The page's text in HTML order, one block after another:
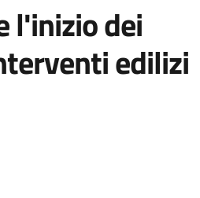
l'inizio dei
edilizi